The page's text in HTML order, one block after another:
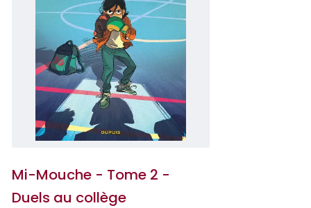
Mi-Mouche - Tome 2 -
Duels au collège